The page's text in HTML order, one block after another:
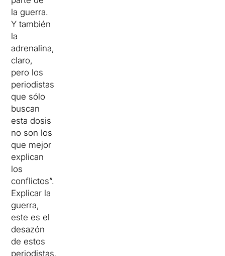
la guerra.
Y también
la
adrenalina,
claro,
pero los
periodistas
que sólo
buscan
esta dosis
no son los
que mejor
explican
los
conflictos”.
Explicar la
guerra,
este es el
desazón
de estos
periodistas,